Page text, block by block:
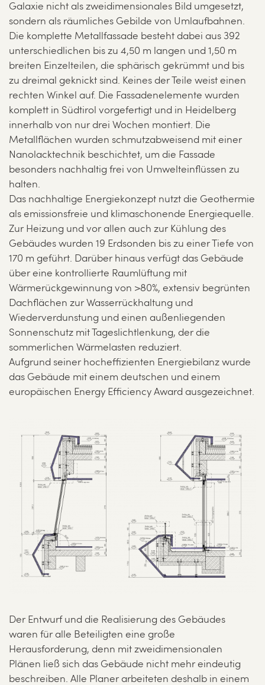
Galaxie nicht als zweidimensionales Bild umgesetzt,
sondern als räumliches Gebilde von Umlaufbahnen.
Die komplette Metallfassade besteht dabei aus 392
unterschiedlichen bis zu 4,50 m langen und 1,50 m
breiten Einzelteilen, die sphärisch gekrümmt und bis
zu dreimal geknickt sind. Keines der Teile weist einen
rechten Winkel auf. Die Fassadenelemente wurden
komplett in Südtirol vorgefertigt und in Heidelberg
innerhalb von nur drei Wochen montiert. Die
Metallflächen wurden schmutzabweisend mit einer
Nanolacktechnik beschichtet, um die Fassade
besonders nachhaltig frei von Umwelteinflüssen zu
halten.
Das nachhaltige Energiekonzept nutzt die Geothermie
als emissionsfreie und klimaschonende Energiequelle.
Zur Heizung und vor allen auch zur Kühlung des
Gebäudes wurden 19 Erdsonden bis zu einer Tiefe von
170 m geführt. Darüber hinaus verfügt das Gebäude
über eine kontrollierte Raumlüftung mit
Wärmerückgewinnung von >80%, extensiv begrünten
Dachflächen zur Wasserrückhaltung und
Wiederverdunstung und einen außenliegenden
Sonnenschutz mit Tageslichtlenkung, der die
sommerlichen Wärmelasten reduziert.
Aufgrund seiner hocheffizienten Energiebilanz wurde
das Gebäude mit einem deutschen und einem
europäischen Energy Efficiency Award ausgezeichnet.
Der Entwurf und die Realisierung des Gebäudes
waren für alle Beteiligten eine große
Herausforderung, denn mit zweidimensionalen
Plänen ließ sich das Gebäude nicht mehr eindeutig
beschreiben. Alle Planer arbeiteten deshalb in einem